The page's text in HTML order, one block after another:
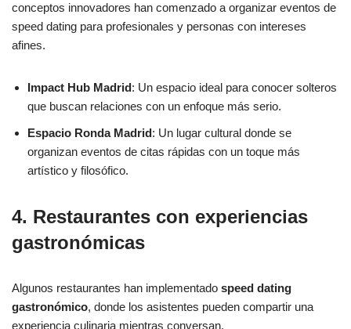
conceptos innovadores han comenzado a organizar eventos de
speed dating para profesionales y personas con intereses
afines.
Impact Hub Madrid: Un espacio ideal para conocer solteros
que buscan relaciones con un enfoque más serio.
Espacio Ronda Madrid: Un lugar cultural donde se
organizan eventos de citas rápidas con un toque más
artístico y filosófico.
4. Restaurantes con experiencias
gastronómicas
Algunos restaurantes han implementado speed dating
gastronómico, donde los asistentes pueden compartir una
experiencia culinaria mientras conversan.